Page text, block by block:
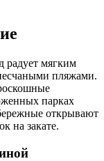
радует мягким
пляжами.
парках
открывают
на закате.